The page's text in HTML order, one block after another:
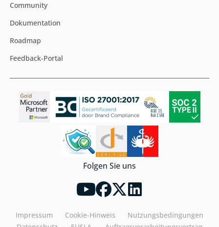
Community
Dokumentation
Roadmap
Feedback-Portal
Folgen Sie uns
Impressum Cookie-Hinweis
Nutzungsbedingungen